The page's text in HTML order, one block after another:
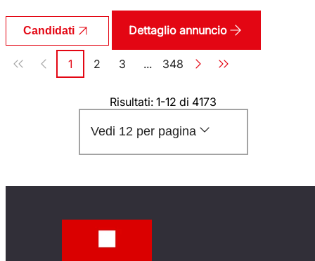
Candidati Dettaglio annuncio
Paginazione
Pagina
1 Pagina
2 Pagina
3 ... Pagina
348
Risultati: 1-12 di 4173
Vedi 12 per pagina